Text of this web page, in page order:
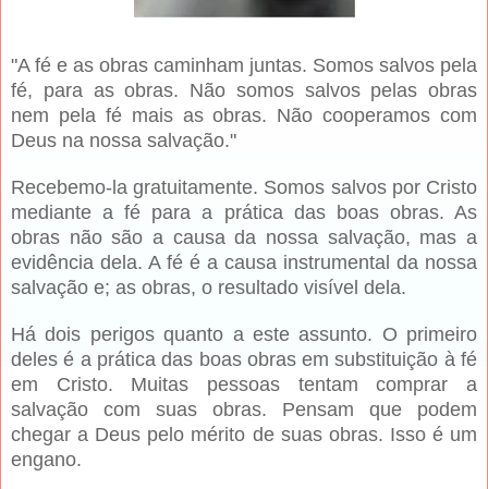
"A fé e as obras caminham juntas. Somos salvos pela
fé, para as obras. Não somos salvos pelas obras
nem pela fé mais as obras. Não cooperamos com
Deus na nossa salvação."
Recebemo-la gratuitamente. Somos salvos por Cristo
mediante a fé para a prática das boas obras. As
obras não são a causa da nossa salvação, mas a
evidência dela. A fé é a causa instrumental da nossa
salvação e; as obras, o resultado visível dela.
Há dois perigos quanto a este assunto. O primeiro
deles é a prática das boas obras em substituição à fé
em Cristo. Muitas pessoas tentam comprar a
salvação com suas obras. Pensam que podem
chegar a Deus pelo mérito de suas obras. Isso é um
engano.